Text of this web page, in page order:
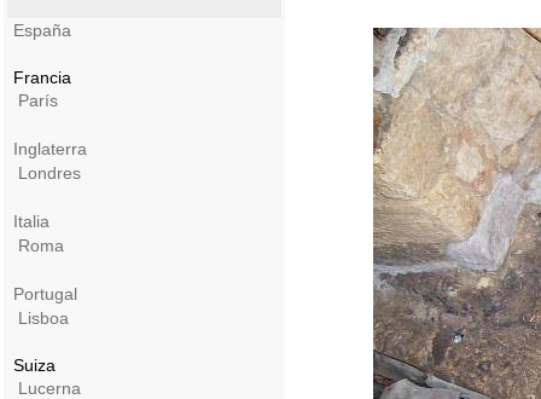
España
Francia
París
Inglaterra
Londres
Italia
Roma
Portugal
Lisboa
Suiza
Lucerna